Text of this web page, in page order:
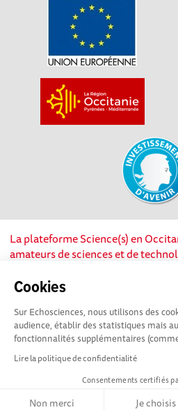
Cookies
Sur Echosciences, nous utilisons des
audience, établir des statistiques mais
fonctionnalités supplémentaires
Lire la politique de confidentialité
Consentements certifiés
Non merci Je choisis
La plateforme Science(s) en
amateurs de sciences et de
soutien de nombreux acteurs
l’Union européenne via les fonds
développement régional.
plateforme Echosciences by
Mentions légales|Politique de
Ligne éditoriale